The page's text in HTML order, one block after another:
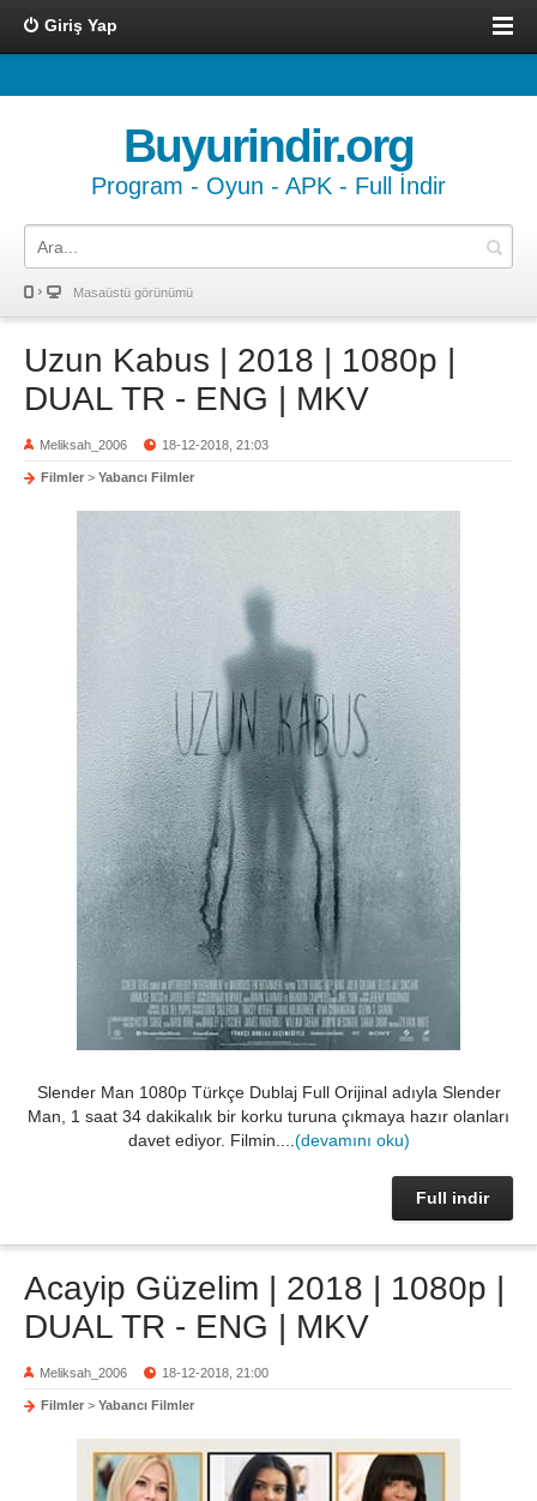
Giriş Yap
Buyurindir.org
Program - Oyun - APK - Full İndir
Masaüstü görünümü
Uzun Kabus | 2018 | 1080p |
DUAL TR - ENG | MKV
Meliksah_2006 18-12-2018, 21:03
Filmler > Yabancı Filmler
Slender Man 1080p Türkçe Dublaj Full Orijinal adıyla Slender
Man, 1 saat 34 dakikalık bir korku turuna çıkmaya hazır olanları
davet ediyor. Filmin.... (devamını oku)
Full indir
Acayip Güzelim | 2018 | 1080p |
DUAL TR - ENG | MKV
Meliksah_2006 18-12-2018, 21:00
Filmler > Yabancı Filmler